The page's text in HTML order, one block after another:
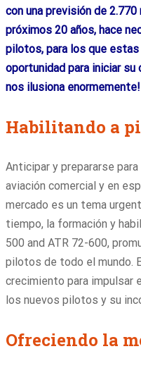
con una previsión de
próximos 20 años, hace
pilotos, para los que
oportunidad para iniciar su
nos ilusiona enormemente!
Habilitando a
Anticipar y prepararse
aviación comercial y en
mercado es un tema
tiempo, la formación y
500 and ATR 72-600,
pilotos de todo el mundo.
crecimiento para impulsar
los nuevos pilotos y su
Ofreciendo la